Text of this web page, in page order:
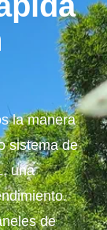
la manera
sistema de
una
de